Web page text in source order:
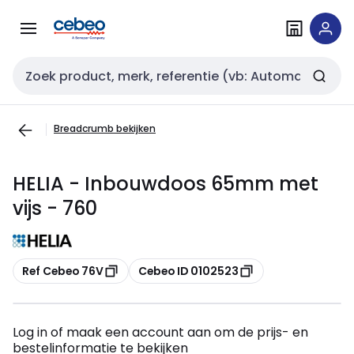
naar
naar
Zoekveld invoer
Breadcrumb bekijken
HELIA - Inbouwdoos 65mm met
vijs - 760
Kopiëren
Ref Cebeo 76V Kopiëren
Cebeo ID 0102523
Log in of maak een account aan om de prijs- en
bestelinformatie te bekijken